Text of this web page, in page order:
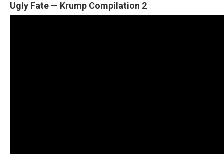
Ugly Fate — Krump Compilation 2